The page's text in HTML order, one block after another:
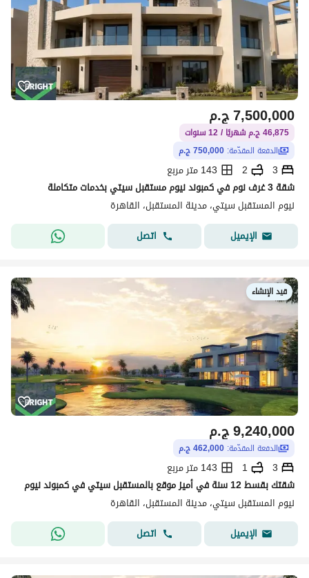
ج.م7,500,000
46,875 ج.م شهريًا / 12 سنوات
الدفعة المقدّمة: 750,000 ج.م
3
2
143 متر مربع
شقة 3 غرف نوم في كمبوند نيوم مستقبل سيتي بخدمات متكاملة
نيوم المستقبل سيتي، مدينة المستقبل، القاهرة
الإيميل
اتصل
قيد الإنشاء
ج.م9,240,000
الدفعة المقدّمة: 462,000 ج.م
3
1
143 متر مربع
شقتك بقسط 12 سنة في أميز موقع بالمستقبل سيتي في كمبوند نيوم
نيوم المستقبل سيتي، مدينة المستقبل، القاهرة
الإيميل
اتصل